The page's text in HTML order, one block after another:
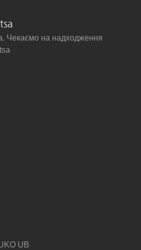
Чекаємо на надходження
UB